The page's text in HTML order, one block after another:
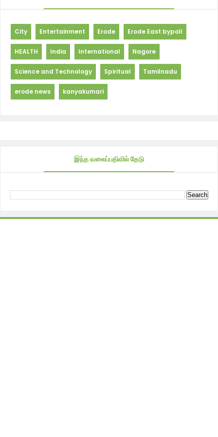
City Entertainment Erode Erode East bypoll
HEALTH India International Nagore
Science and Technology Spiritual Tamilnadu
erode news kanyakumari
இந்த வலைப்பதிவில் தேடு